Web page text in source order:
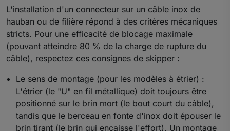
L'installation d'un connecteur sur un câble inox de
hauban ou de filière répond à des critères mécaniques
stricts. Pour une efficacité de blocage maximale
(pouvant atteindre 80 % de la charge de rupture du
câble), respectez ces consignes de skipper :
Le sens de montage (pour les modèles à étrier) :
L'étrier (le "U" en fil métallique) doit toujours être
positionné sur le brin mort (le bout court du câble),
tandis que le berceau en fonte d'inox doit épouser le
brin tirant (le brin qui encaisse l'effort). Un montage